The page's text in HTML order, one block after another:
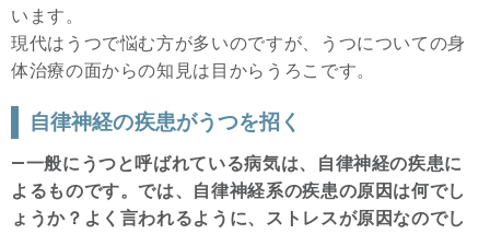
います。
現代はうつで悩む方が多いのですが、うつについての身
体治療の面からの知見は目からうろこです。
自律神経の疾患がうつを招く
―一般にうつと呼ばれている病気は、自律神経の疾患に
よるものです。では、自律神経系の疾患の原因は何でし
ょうか？よく言われるように、ストレスが原因なのでし